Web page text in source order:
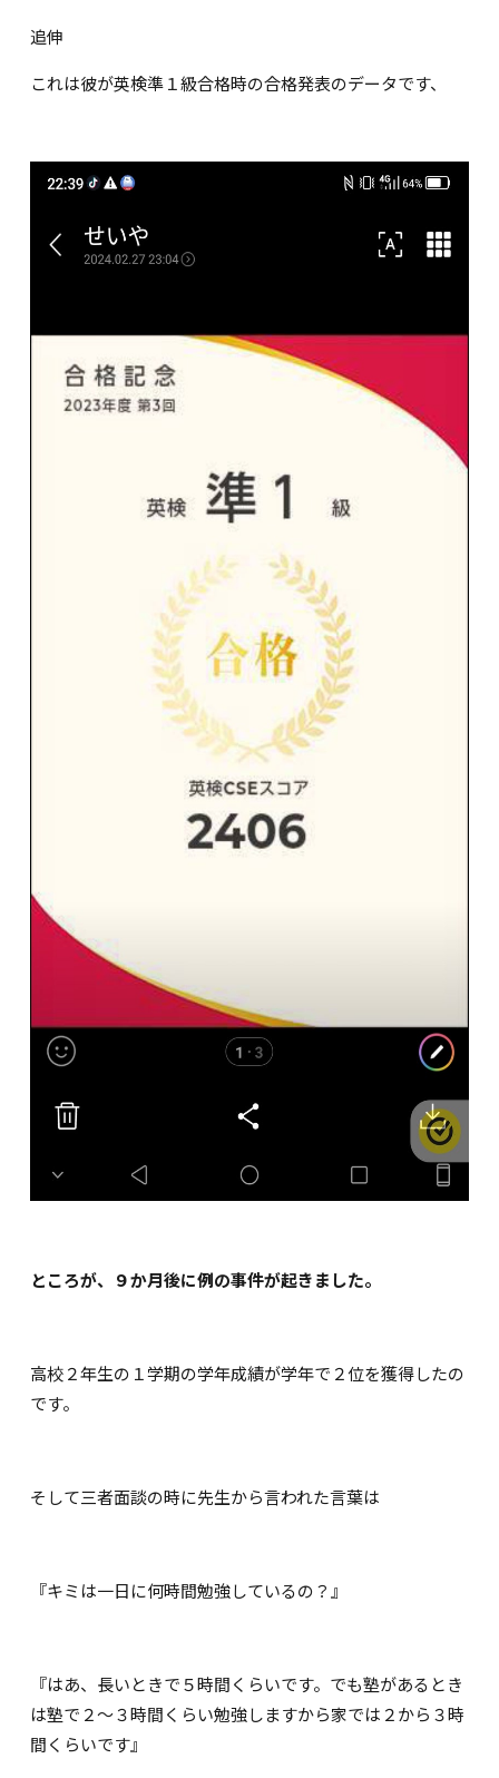
追伸
これは彼が英検準１級合格時の合格発表のデータです、
ところが、９か月後に例の事件が起きました。
高校２年生の１学期の学年成績が学年で２位を獲得したの
です。
そして三者面談の時に先生から言われた言葉は
『キミは一日に何時間勉強しているの？』
『はあ、長いときで５時間くらいです。でも塾があるとき
は塾で２～３時間くらい勉強しますから家では２から３時
間くらいです』